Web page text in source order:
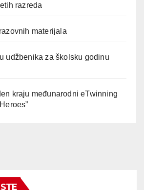
razreda
materijala
udžbenika za školsku godinu
kraju međunarodni eTwinning